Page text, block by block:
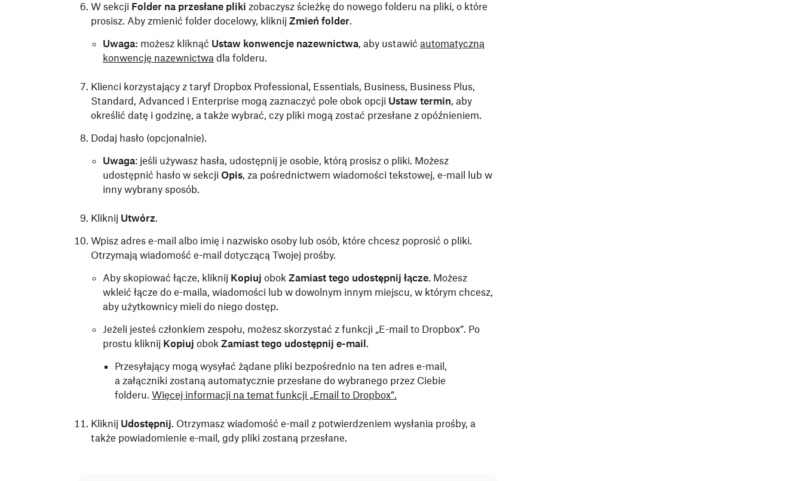
W sekcji Folder na przesłane pliki zobaczysz ścieżkę do nowego folderu na pliki, o które
prosisz. Aby zmienić folder docelowy, kliknij Zmień folder.
Uwaga: możesz kliknąć Ustaw konwencje nazewnictwa, aby ustawić automatyczną
konwencję nazewnictwa dla folderu.
Klienci korzystający z taryf Dropbox Professional, Essentials, Business, Business Plus,
Standard, Advanced i Enterprise mogą zaznaczyć pole obok opcji Ustaw termin, aby
określić datę i godzinę, a także wybrać, czy pliki mogą zostać przesłane z opóźnieniem.
Dodaj hasło (opcjonalnie).
Uwaga: jeśli używasz hasła, udostępnij je osobie, którą prosisz o pliki. Możesz
udostępnić hasło w sekcji Opis, za pośrednictwem wiadomości tekstowej, e-mail lub w
inny wybrany sposób.
Kliknij Utwórz.
Wpisz adres e-mail albo imię i nazwisko osoby lub osób, które chcesz poprosić o pliki.
Otrzymają wiadomość e-mail dotyczącą Twojej prośby.
Aby skopiować łącze, kliknij Kopiuj obok Zamiast tego udostępnij łącze. Możesz
wkleić łącze do e-maila, wiadomości lub w dowolnym innym miejscu, w którym chcesz,
aby użytkownicy mieli do niego dostęp.
Jeżeli jesteś członkiem zespołu, możesz skorzystać z funkcji „E-mail to Dropbox”. Po
prostu kliknij Kopiuj obok Zamiast tego udostępnij e-mail .
Przesyłający mogą wysyłać żądane pliki bezpośrednio na ten adres e-mail,
a załączniki zostaną automatycznie przesłane do wybranego przez Ciebie
folderu. Więcej informacji na temat funkcji „Email to Dropbox”.
Kliknij Udostępnij. Otrzymasz wiadomość e-mail z potwierdzeniem wysłania prośby, a
także powiadomienie e-mail, gdy pliki zostaną przesłane.